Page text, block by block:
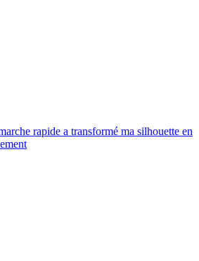
rapide a transformé ma silhouette en